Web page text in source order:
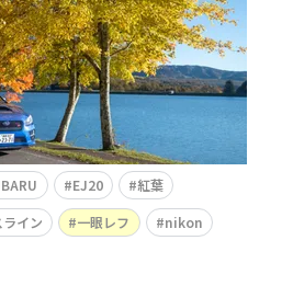
EJ20
紅葉
ライン 一眼レフ
nikon